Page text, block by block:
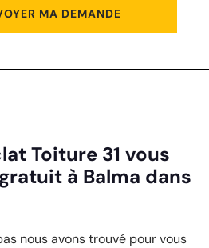
Toiture 31 vous
à Balma dans
nous avons trouvé pour vous